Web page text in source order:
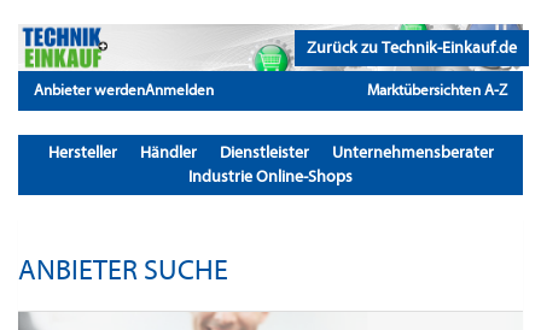
Zurück zu Technik-Einkauf.de
Anbieter werdenAnmelden Marktübersichten A-Z
Hersteller Händler Dienstleister
Unternehmensberater
Industrie Online-Shops
ANBIETER SUCHE